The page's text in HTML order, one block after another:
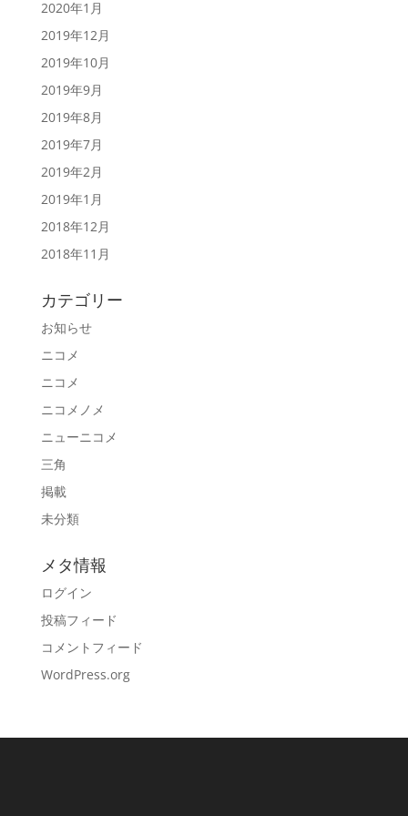
2020年1月
2019年12月
2019年10月
2019年9月
2019年8月
2019年7月
2019年2月
2019年1月
2018年12月
2018年11月
カテゴリー
お知らせ
ニコメ
ニコメ
ニコメノメ
ニューニコメ
三角
掲載
未分類
メタ情報
ログイン
投稿フィード
コメントフィード
WordPress.org